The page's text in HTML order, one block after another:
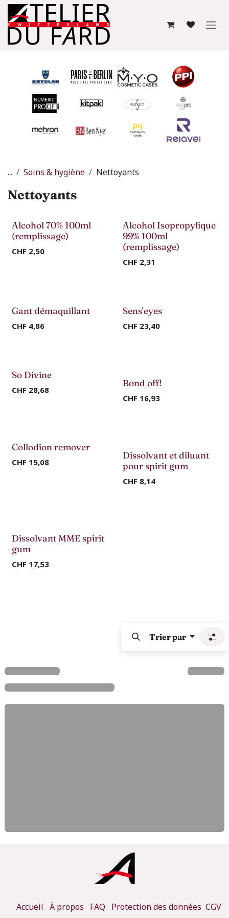
Se rendre au contenu
... Soins & hygiène Nettoyants
Nettoyants
Alcohol 70% 100ml
(remplissage)
CHF 2,50
Alcohol Isopropylique
99% 100ml
(remplissage)
CHF 2,31
Gant démaquillant
CHF 4,86
Sens'eyes
CHF 23,40
-70%
So Divine
CHF 28,68
Bond off!
CHF 16,93
Collodion remover
CHF 15,08
Dissolvant et diluant
pour spirit gum
CHF 8,14
Dissolvant MME spirit
gum
CHF 17,53
Trier par
Accueil À propos FAQ Protection des données CGV